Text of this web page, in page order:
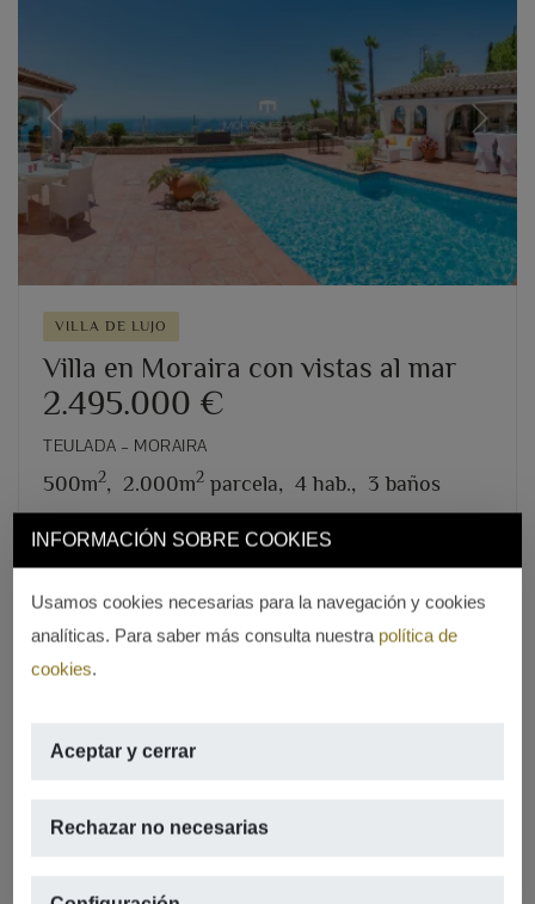
INFORMACIÓN SOBRE COOKIES
Usamos cookies necesarias para la navegación y cookies
analíticas. Para saber más consulta nuestra política de
cookies.
Aceptar y cerrar
Rechazar no necesarias
Previous Next
VILLA DE LUJO
Villa en Moraira con vistas al mar
2.495.000 €
TEULADA – MORAIRA
500m2, 2.000m2 parcela, 4 hab., 3 baños